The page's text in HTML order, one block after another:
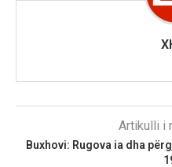
Artikulli i
Buxhovi: Rugova ia dha